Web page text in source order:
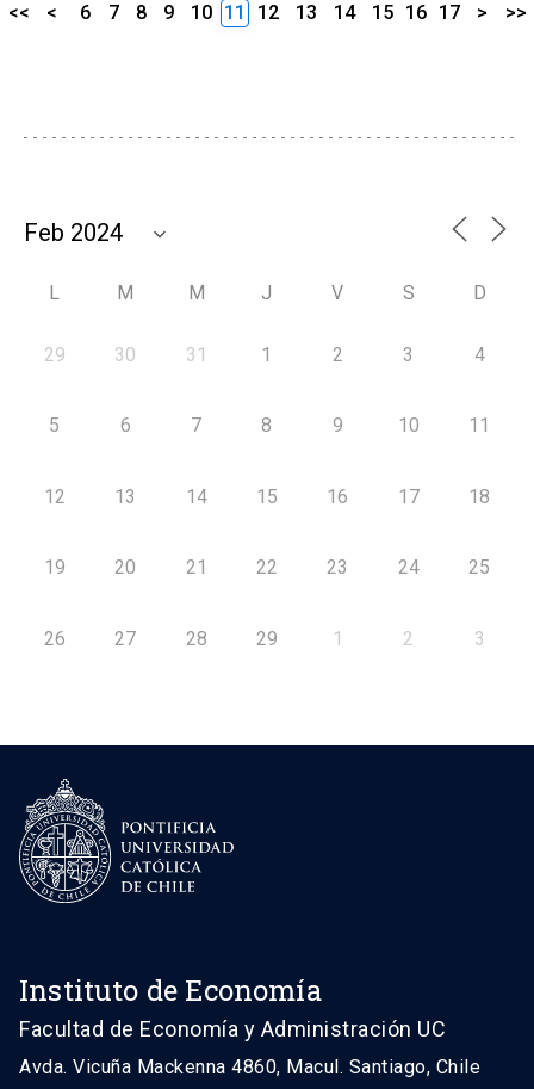
<< < 6 7 8 9 10 11 12 13 14 15 16 17 > >>
L M M J V S D
29 30 31 1 2 3 4
5 6 7 8 9 10 11
12 13 14 15 16 17 18
19 20 21 22 23 24 25
26 27 28 29 1 2 3
Instituto de Economía
Facultad de Economía y Administración UC
Avda. Vicuña Mackenna 4860, Macul. Santiago, Chile